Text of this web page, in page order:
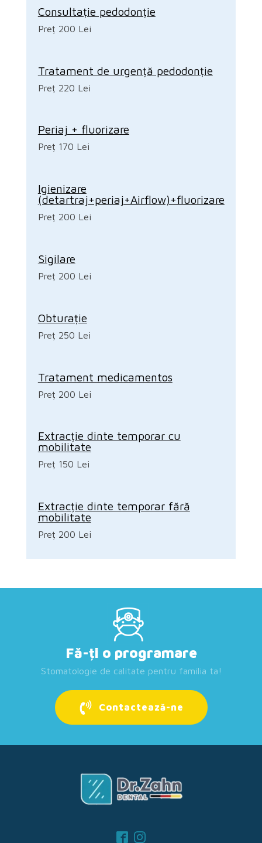
Consultație pedodonție
Preț 200 Lei
Tratament de urgență pedodonție
Preț 220 Lei
Periaj + fluorizare
Preț 170 Lei
Igienizare
(detartraj+periaj+Airflow)+fluorizare
Preț 200 Lei
Sigilare
Preț 200 Lei
Obturație
Preț 250 Lei
Tratament medicamentos
Preț 200 Lei
Extracție dinte temporar cu
mobilitate
Preț 150 Lei
Extracție dinte temporar fără
mobilitate
Preț 200 Lei
Fă-ți o programare
Stomatologie de calitate pentru familia ta!
Contactează-ne